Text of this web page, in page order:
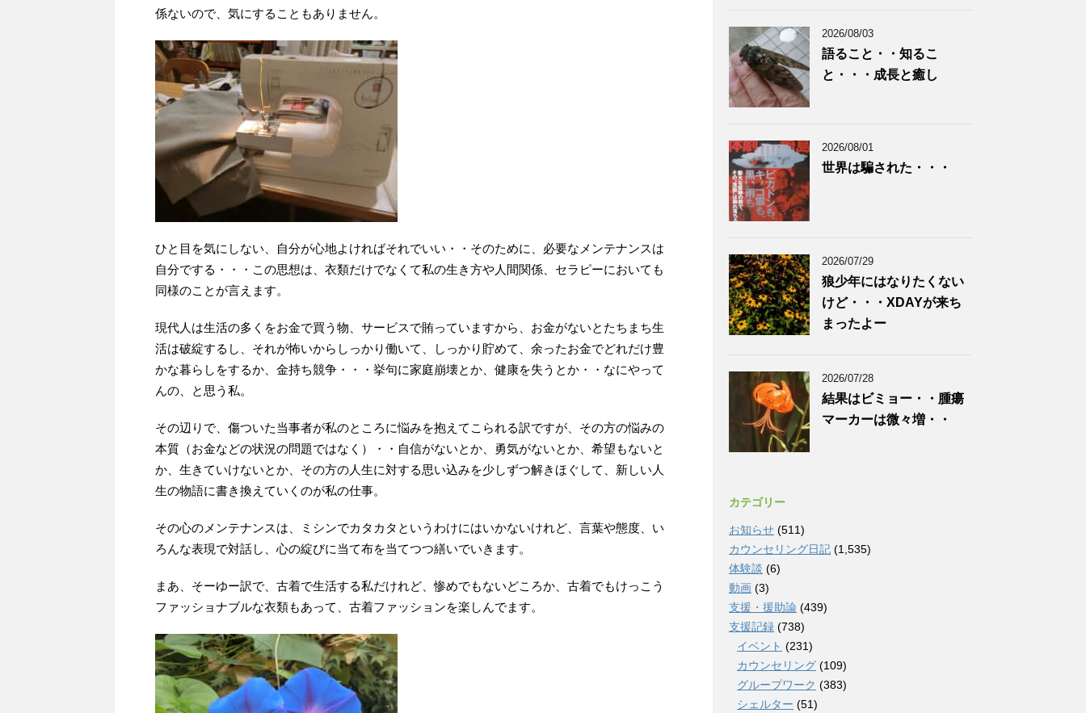
係ないので、気にすることもありません。
ひと目を気にしない、自分が心地よければそれでいい・・そのために、必要なメンテナンスは
自分でする・・・この思想は、衣類だけでなくて私の生き方や人間関係、セラピーにおいても
同様のことが言えます。
現代人は生活の多くをお金で買う物、サービスで賄っていますから、お金がないとたちまち生
活は破綻するし、それが怖いからしっかり働いて、しっかり貯めて、余ったお金でどれだけ豊
かな暮らしをするか、金持ち競争・・・挙句に家庭崩壊とか、健康を失うとか・・なにやって
んの、と思う私。
その辺りで、傷ついた当事者が私のところに悩みを抱えてこられる訳ですが、その方の悩みの
本質（お金などの状況の問題ではなく）・・自信がないとか、勇気がないとか、希望もないと
か、生きていけないとか、その方の人生に対する思い込みを少しずつ解きほぐして、新しい人
生の物語に書き換えていくのが私の仕事。
その心のメンテナンスは、ミシンでカタカタというわけにはいかないけれど、言葉や態度、い
ろんな表現で対話し、心の綻びに当て布を当てつつ繕いでいきます。
まあ、そーゆー訳で、古着で生活する私だけれど、惨めでもないどころか、古着でもけっこう
ファッショナブルな衣類もあって、古着ファッションを楽しんでます。
2026/08/03
語ること・・知るこ
と・・・成長と癒し
2026/08/01
世界は騙された・・・
2026/07/29
狼少年にはなりたくない
けど・・・XDAYが来ち
まったよー
2026/07/28
結果はビミョー・・腫瘍
マーカーは微々増・・
カテゴリー
お知らせ (511)
カウンセリング日記 (1,535)
体験談 (6)
動画 (3)
支援・援助論 (439)
支援記録 (738)
イベント (231)
カウンセリング (109)
グループワーク (383)
シェルター (51)